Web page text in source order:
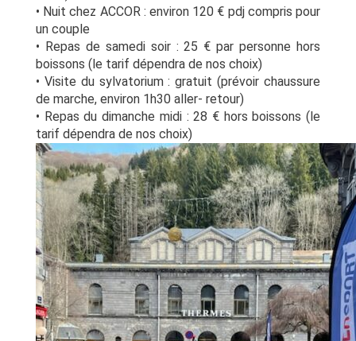
• Nuit chez ACCOR : environ 120 € pdj compris pour
un couple
• Repas de samedi soir : 25 € par personne hors
boissons (le tarif dépendra de nos choix)
• Visite du sylvatorium : gratuit (prévoir chaussure
de marche, environ 1h30 aller- retour)
• Repas du dimanche midi : 28 € hors boissons (le
tarif dépendra de nos choix)